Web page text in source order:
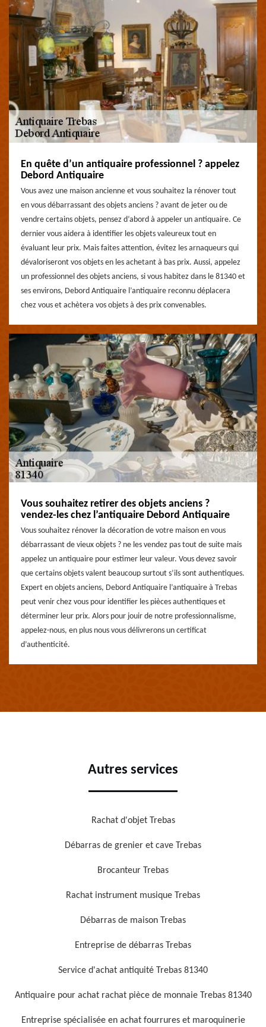
En quête d’un antiquaire professionnel ? appelez
Debord Antiquaire
Vous avez une maison ancienne et vous souhaitez la rénover tout
en vous débarrassant des objets anciens ? avant de jeter ou de
vendre certains objets, pensez d’abord à appeler un antiquaire. Ce
dernier vous aidera à identifier les objets valeureux tout en
évaluant leur prix. Mais faites attention, évitez les arnaqueurs qui
dévaloriseront vos objets en les achetant à bas prix. Aussi, appelez
un professionnel des objets anciens, si vous habitez dans le 81340 et
ses environs, Debord Antiquaire l’antiquaire reconnu déplacera
chez vous et achètera vos objets à des prix convenables.
Vous souhaitez retirer des objets anciens ?
vendez-les chez l’antiquaire Debord Antiquaire
Vous souhaitez rénover la décoration de votre maison en vous
débarrassant de vieux objets ? ne les vendez pas tout de suite mais
appelez un antiquaire pour estimer leur valeur. Vous devez savoir
que certains objets valent beaucoup surtout s’ils sont authentiques.
Expert en objets anciens, Debord Antiquaire l’antiquaire à Trebas
peut venir chez vous pour identifier les pièces authentiques et
déterminer leur prix. Alors pour jouir de notre professionnalisme,
appelez-nous, en plus nous vous délivrerons un certificat
d’authenticité.
Autres services
Rachat d'objet Trebas
Débarras de grenier et cave Trebas
Brocanteur Trebas
Rachat instrument musique Trebas
Débarras de maison Trebas
Entreprise de débarras Trebas
Service d'achat antiquité Trebas 81340
Antiquaire pour achat rachat pièce de monnaie Trebas 81340
Entreprise spécialisée en achat fourrures et maroquinerie